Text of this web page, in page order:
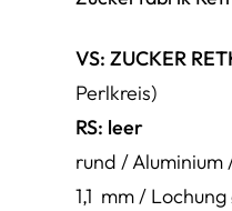
VS: ZUCKER
Perlkreis)
RS: leer
rund / Aluminium
1,1 mm /